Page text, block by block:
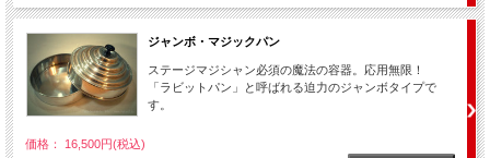
ジャンボ・マジックパン
ステージマジシャン必須の魔法の容器。応用無限！
「ラビットパン」と呼ばれる迫力のジャンボタイプで
す。
価格： 16,500円(税込)